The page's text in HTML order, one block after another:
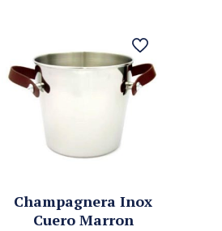
Champagnera Inox
Cuero Marron